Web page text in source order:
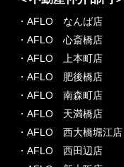
・AFLO なんば店
・AFLO 心斎橋店
・AFLO 上本町店
・AFLO 肥後橋店
・AFLO 南森町店
・AFLO 天満橋店
・AFLO 西大橋堀江店
・AFLO 西田辺店